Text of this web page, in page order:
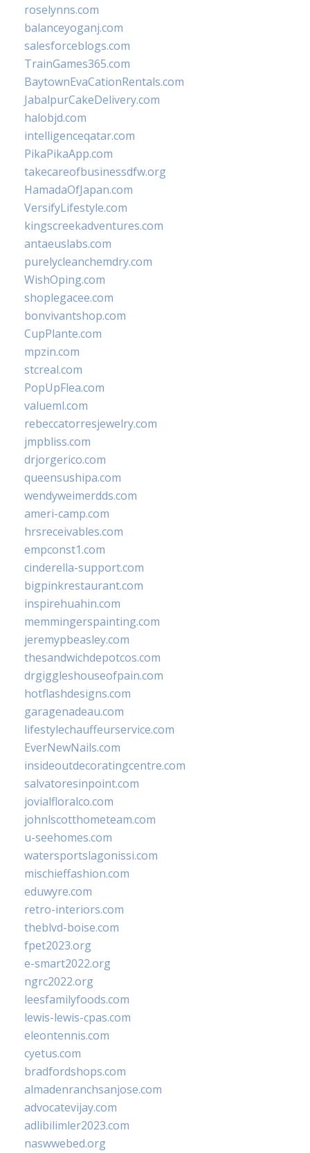
roselynns.com
balanceyoganj.com
salesforceblogs.com
TrainGames365.com
BaytownEvaCationRentals.com
JabalpurCakeDelivery.com
halobjd.com
intelligenceqatar.com
PikaPikaApp.com
takecareofbusinessdfw.org
HamadaOfJapan.com
VersifyLifestyle.com
kingscreekadventures.com
antaeuslabs.com
purelycleanchemdry.com
WishOping.com
shoplegacee.com
bonvivantshop.com
CupPlante.com
mpzin.com
stcreal.com
PopUpFlea.com
valueml.com
rebeccatorresjewelry.com
jmpbliss.com
drjorgerico.com
queensushipa.com
wendyweimerdds.com
ameri-camp.com
hrsreceivables.com
empconst1.com
cinderella-support.com
bigpinkrestaurant.com
inspirehuahin.com
memmingerspainting.com
jeremypbeasley.com
thesandwichdepotcos.com
drgiggleshouseofpain.com
hotflashdesigns.com
garagenadeau.com
lifestylechauffeurservice.com
EverNewNails.com
insideoutdecoratingcentre.com
salvatoresinpoint.com
jovialfloralco.com
johnlscotthometeam.com
u-seehomes.com
watersportslagonissi.com
mischieffashion.com
eduwyre.com
retro-interiors.com
theblvd-boise.com
fpet2023.org
e-smart2022.org
ngrc2022.org
leesfamilyfoods.com
lewis-lewis-cpas.com
eleontennis.com
cyetus.com
bradfordshops.com
almadenranchsanjose.com
advocatevijay.com
adlibilimler2023.com
naswwebed.org